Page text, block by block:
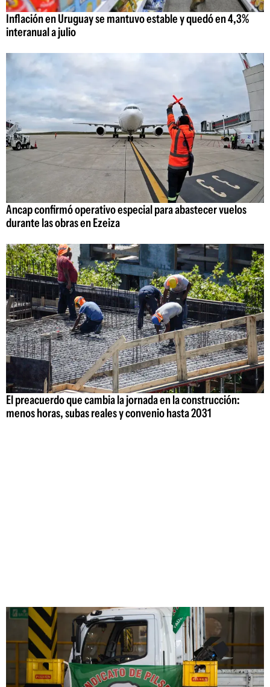
Inflación en Uruguay se mantuvo estable y quedó en 4,3%
interanual a julio
Ancap confirmó operativo especial para abastecer vuelos
durante las obras en Ezeiza
El preacuerdo que cambia la jornada en la construcción:
menos horas, subas reales y convenio hasta 2031